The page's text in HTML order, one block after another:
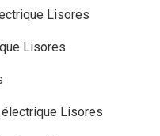
Lisores
Lisores
Lisores